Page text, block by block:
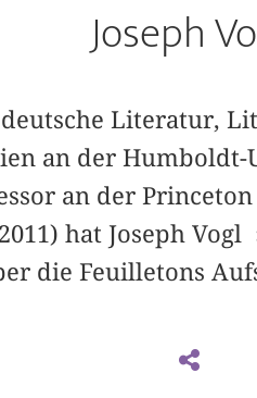
Joseph
Literatur,
an der
an der
hat Joseph
die Feuilletons